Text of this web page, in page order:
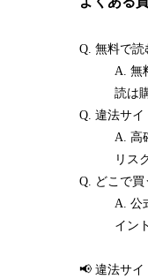
Q. 無料で読
A. 無
読は
Q. 違法サイ
A. 高
リス
Q. どこで買
A. 公
イン
📢 違法サイ